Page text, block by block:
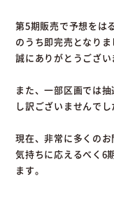
第5期販売で予想をは
のうち即完売となりま
誠にありがとうござい
また、一部区画では
し訳ございませんでし
現在、非常に多くの
気持ちに応えるべく6
ます。